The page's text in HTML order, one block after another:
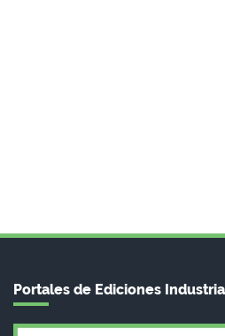
Portales de Ediciones